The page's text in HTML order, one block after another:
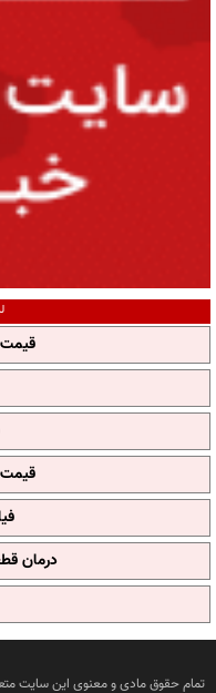
درمان
تمام حقوق مادی و معنوی این سایت